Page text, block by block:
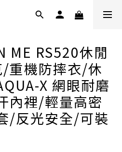
ME RS520休閒
重機防摔衣/休
X 網眼耐磨
內裡/輕量高密
/反光安全/可裝